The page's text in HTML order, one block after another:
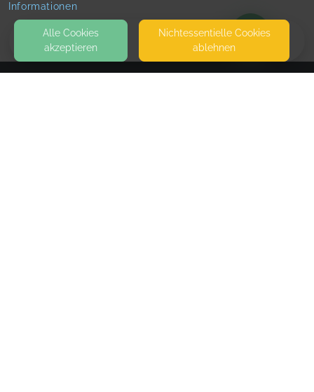
Informationen
Alle Cookies
akzeptieren
Nicht­essentielle Cookies
ablehnen